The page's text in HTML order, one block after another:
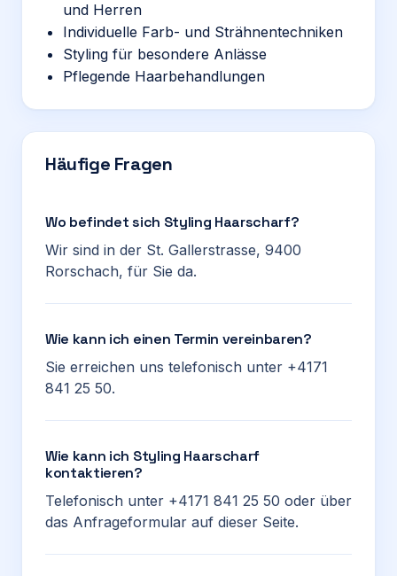
und Herren
Individuelle Farb- und Strähnentechniken
Styling für besondere Anlässe
Pflegende Haarbehandlungen
Häufige Fragen
Wo befindet sich Styling Haarscharf?
Wir sind in der St. Gallerstrasse, 9400
Rorschach, für Sie da.
Wie kann ich einen Termin vereinbaren?
Sie erreichen uns telefonisch unter +4171
841 25 50.
Wie kann ich Styling Haarscharf
kontaktieren?
Telefonisch unter +4171 841 25 50 oder über
das Anfrageformular auf dieser Seite.